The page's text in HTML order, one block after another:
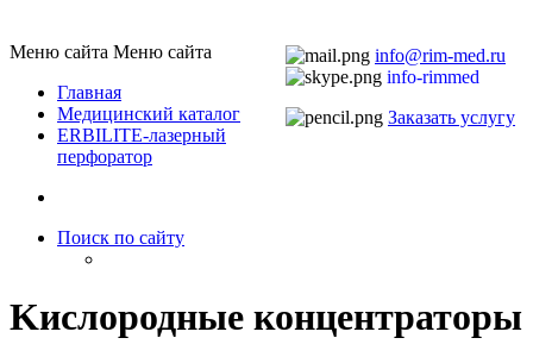
info@rim-med.ru
info-rimmed
Заказать услугу
Меню сайта Меню сайта
Главная
Медицинский каталог
ERBILITE-лазерный
перфоратор
Поиск по сайту
Kислородные концентраторы